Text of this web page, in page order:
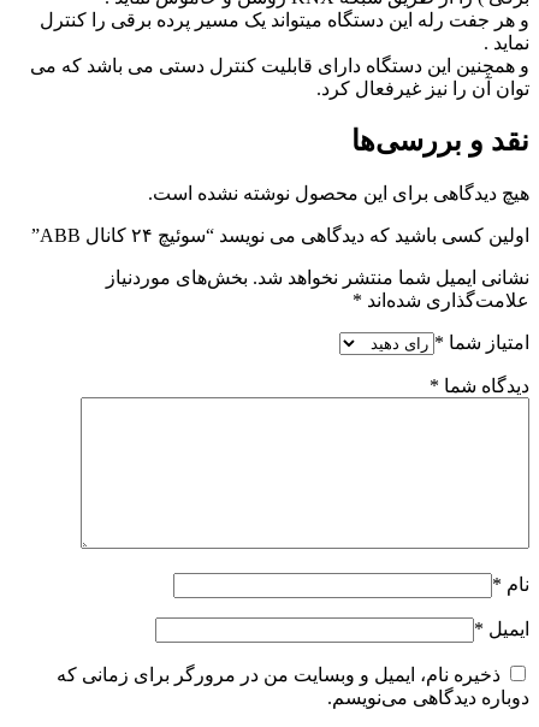
و هر جفت رله این دستگاه میتواند یک مسیر پرده برقی را کنترل
نماید .
و همچنین این دستگاه دارای قابلیت کنترل دستی می باشد که می
توان آن را نیز غیرفعال کرد.
نقد و بررسی‌ها
هیچ دیدگاهی برای این محصول نوشته نشده است.
اولین کسی باشید که دیدگاهی می نویسد “سوئیچ ۲۴ کانال ABB”
نشانی ایمیل شما منتشر نخواهد شد. بخش‌های موردنیاز
علامت‌گذاری شده‌اند *
امتیاز شما *
دیدگاه شما *
نام *
ایمیل *
ذخیره نام، ایمیل و وبسایت من در مرورگر برای زمانی که
دوباره دیدگاهی می‌نویسم.